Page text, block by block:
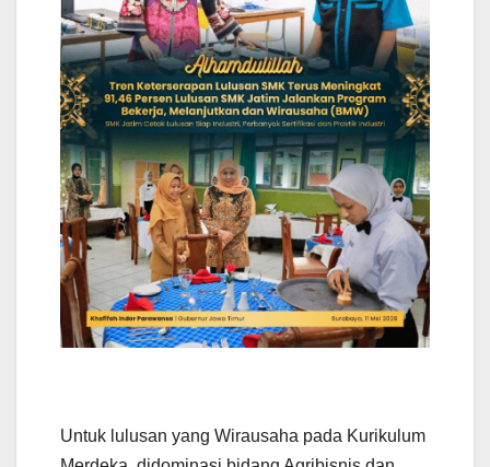
Untuk lulusan yang Wirausaha pada Kurikulum